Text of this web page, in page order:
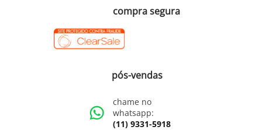
compra segura
pós-vendas
chame no
whatsapp:
(11) 9331-5918